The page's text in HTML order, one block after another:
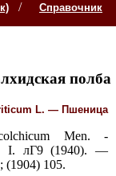
/
Справочник
полба
L. — Пшеница
Men. -
I. лГ9 (1940). —
105.